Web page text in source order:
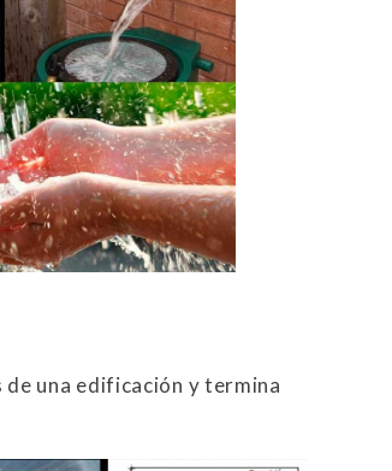
de una edificación y termina